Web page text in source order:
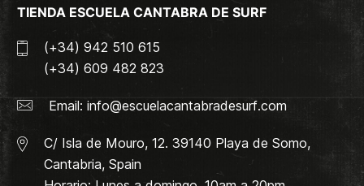
TIENDA ESCUELA CANTABRA DE SURF
(+34) 942 510 615
(+34) 609 482 823
Email: info@escuelacantabradesurf.com
C/ Isla de Mouro, 12. 39140 Playa de Somo,
Cantabria, Spain